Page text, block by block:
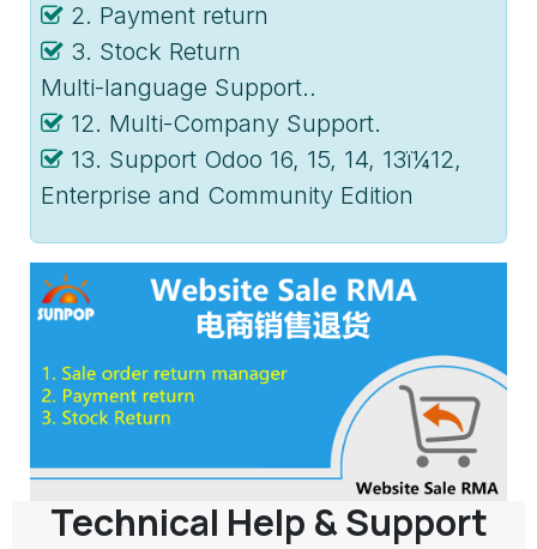
2. Payment return
3. Stock Return
Multi-language Support..
12. Multi-Company Support.
13. Support Odoo 16, 15, 14, 13ï¼12,
Enterprise and Community Edition
Technical Help & Support